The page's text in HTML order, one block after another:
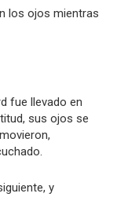
los ojos mientras
fue llevado en
sus ojos se
y